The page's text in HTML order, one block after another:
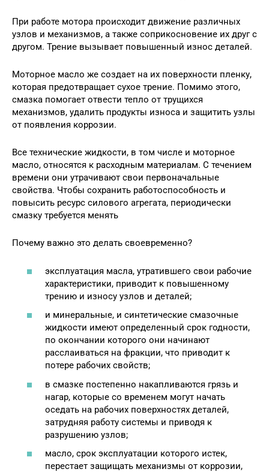
При работе мотора происходит движение различных
узлов и механизмов, а также соприкосновение их друг с
другом. Трение вызывает повышенный износ деталей.
Моторное масло же создает на их поверхности пленку,
которая предотвращает сухое трение. Помимо этого,
смазка помогает отвести тепло от трущихся
механизмов, удалить продукты износа и защитить узлы
от появления коррозии.
Все технические жидкости, в том числе и моторное
масло, относятся к расходным материалам. С течением
времени они утрачивают свои первоначальные
свойства. Чтобы сохранить работоспособность и
повысить ресурс силового агрегата, периодически
смазку требуется менять
Почему важно это делать своевременно?
эксплуатация масла, утратившего свои рабочие
характеристики, приводит к повышенному
трению и износу узлов и деталей;
и минеральные, и синтетические смазочные
жидкости имеют определенный срок годности,
по окончании которого они начинают
расслаиваться на фракции, что приводит к
потере рабочих свойств;
в смазке постепенно накапливаются грязь и
нагар, которые со временем могут начать
оседать на рабочих поверхностях деталей,
затрудняя работу системы и приводя к
разрушению узлов;
масло, срок эксплуатации которого истек,
перестает защищать механизмы от коррозии,